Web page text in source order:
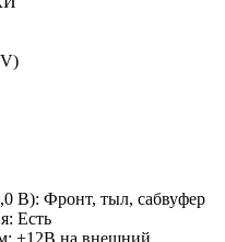
В): Фронт, тыл, сабвуфер
Есть
+12В на внешний